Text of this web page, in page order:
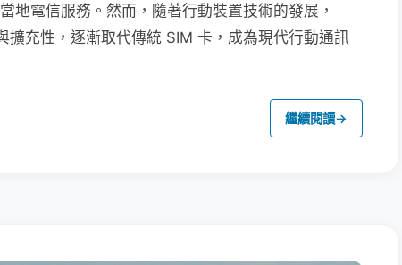
地電信服務。然而，隨著行動裝置技術的發展，
擴充性，逐漸取代傳統 SIM 卡，成為現代行動通訊
繼續閱讀→